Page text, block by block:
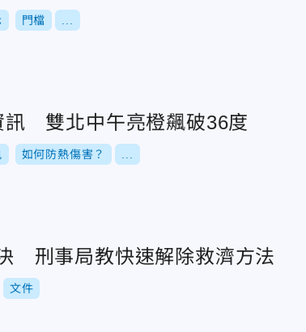
門檔
訊 雙北中午亮橙飆破36度
如何防熱傷害？
刑事局教快速解除救濟方法
文件